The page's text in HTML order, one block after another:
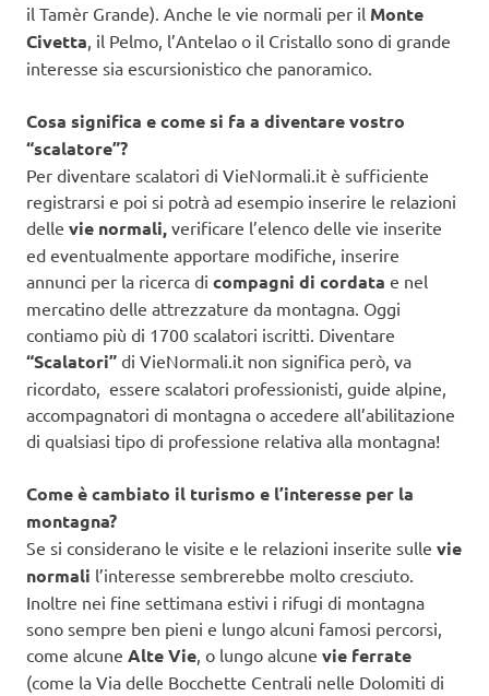
il Tamèr Grande). Anche le vie normali per il Monte
Civetta, il Pelmo, l’Antelao o il Cristallo sono di grande
interesse sia escursionistico che panoramico.
Cosa significa e come si fa a diventare vostro
“scalatore”?
Per diventare scalatori di VieNormali.it è sufficiente
registrarsi e poi si potrà ad esempio inserire le relazioni
delle vie normali, verificare l’elenco delle vie inserite
ed eventualmente apportare modifiche, inserire
annunci per la ricerca di compagni di cordata e nel
mercatino delle attrezzature da montagna. Oggi
contiamo più di 1700 scalatori iscritti. Diventare
“Scalatori” di VieNormali.it non significa però, va
ricordato, essere scalatori professionisti, guide alpine,
accompagnatori di montagna o accedere all’abilitazione
di qualsiasi tipo di professione relativa alla montagna!
Come è cambiato il turismo e l’interesse per la
montagna?
Se si considerano le visite e le relazioni inserite sulle vie
normali l’interesse sembrerebbe molto cresciuto.
Inoltre nei fine settimana estivi i rifugi di montagna
sono sempre ben pieni e lungo alcuni famosi percorsi,
come alcune Alte Vie, o lungo alcune vie ferrate
(come la Via delle Bocchette Centrali nelle Dolomiti di